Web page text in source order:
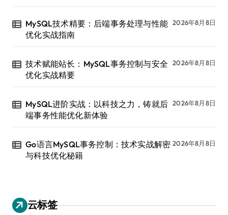
MySQL技术精要：后端事务处理与性能
优化实战指南
2026年8月8日
技术赋能站长：MySQL事务控制与安全
优化实战精要
2026年8月8日
MySQL进阶实战：以科技之力，铸就后
端事务性能优化新体验
2026年8月8日
Go语言MySQL事务控制：技术实战解密
与科技优化秘籍
2026年8月8日
云标签